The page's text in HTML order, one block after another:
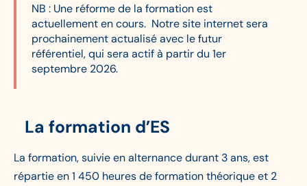
NB : Une réforme de la formation est
actuellement en cours. Notre site internet sera
prochainement actualisé avec le futur
référentiel, qui sera actif à partir du 1er
septembre 2026.
La formation d’ES
La formation, suivie en alternance durant 3 ans, est
répartie en 1 450 heures de formation théorique et 2